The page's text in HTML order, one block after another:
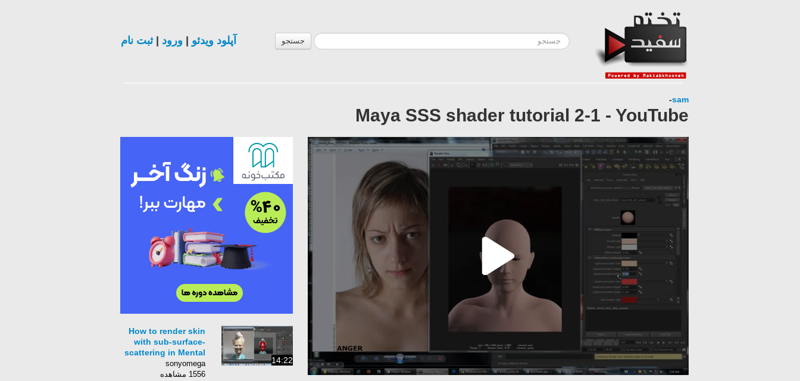
جستجو آپلود ویدئو ورود |ثبت نام
sam
-
Maya SSS shader tutorial 2-1 - YouTube
14:22
How to render skin
with sub-surface-
scattering in Mental
Ray and M
sonyomega
1556 مشاهده